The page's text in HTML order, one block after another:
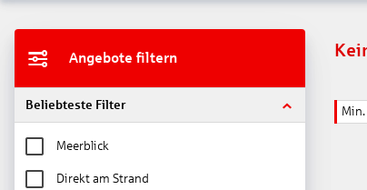
Angebote filtern
Beliebteste Filter
Meerblick
Direkt am Strand